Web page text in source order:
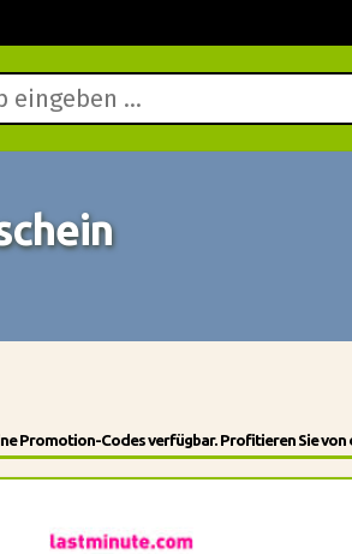
Promotion-Codes verfügbar. Profitieren Sie